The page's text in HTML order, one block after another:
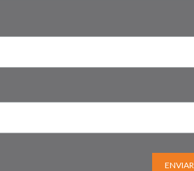
ENVIAR